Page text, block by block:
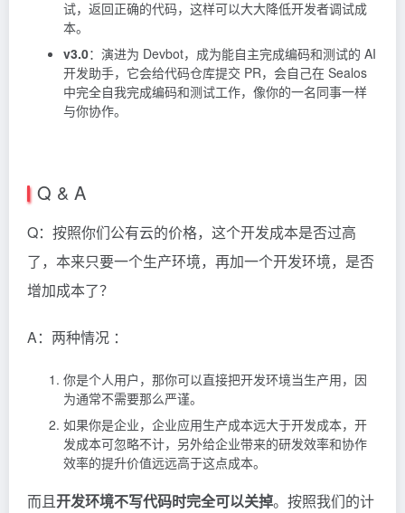
试，返回正确的代码，这样可以大大降低开发者调试成
本。
v3.0：演进为 Devbot，成为能自主完成编码和测试的 AI
开发助手，它会给代码仓库提交 PR，会自己在 Sealos
中完全自我完成编码和测试工作，像你的一名同事一样
与你协作。
Q & A
Q：按照你们公有云的价格，这个开发成本是否过高
了，本来只要一个生产环境，再加一个开发环境，是否
增加成本了？
A：两种情况 ：
你是个人用户，那你可以直接把开发环境当生产用，因
为通常不需要那么严谨。
如果你是企业，企业应用生产成本远大于开发成本，开
发成本可忽略不计，另外给企业带来的研发效率和协作
效率的提升价值远远高于这点成本。
而且开发环境不写代码时完全可以关掉。按照我们的计